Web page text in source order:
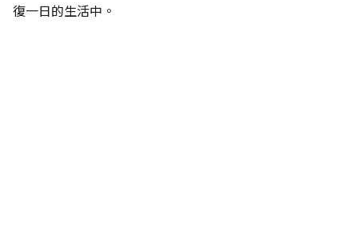
復一日的生活中。